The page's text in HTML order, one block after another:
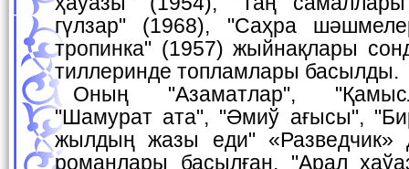
гүлзар" (1968), "Саҳра
тропинка" (1957) жыйнақлары
тиллеринде топламлары басылды.
Оның "Азаматлар", "Қамыслықтағы саўаш",
"Шамурат ата", "Әмиў ағысы",
жылдың жазы еди" «Разведчик»
романлары басылған. "Арал